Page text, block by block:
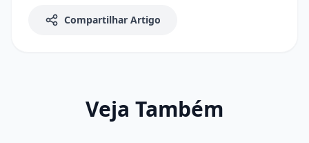
Compartilhar Artigo
Veja Também